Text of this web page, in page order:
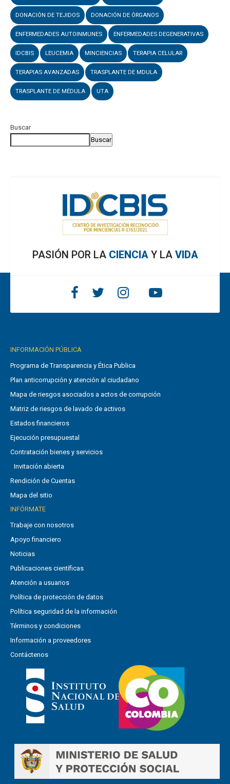
DONACIÓN DE TEJIDOS DONACIÓN DE ÓRGANOS
ENFERMEDADES AUTOINMUNES ENFERMEDADES DEGENERATIVAS
IDCBIS LEUCEMIA MINCIENCIAS TERAPIA CELULAR
TERAPIAS AVANZADAS TRASPLANTE DE MDULA
TRASPLANTE DE MÉDULA UTA
Buscar
Buscar
PASIÓN POR LA CIENCIAY LA VIDA
INFORMACIÓN PÚBLICA
Programa de Transparencia y Ética Publica
Plan anticorrupción y atención al ciudadano
Mapa de riesgos asociados a actos de corrupción
Matriz de riesgos de lavado de activos
Estados financieros
Ejecución presupuestal
Contratación bienes y servicios
Invitación abierta
Rendición de Cuentas
Mapa del sitio
INFÓRMATE
Trabaje con nosotros
Apoyo financiero
Noticias
Publicaciones científicas
Atención a usuarios
Política de protección de datos
Política seguridad de la información
Términos y condiciones
Información a proveedores
Contáctenos